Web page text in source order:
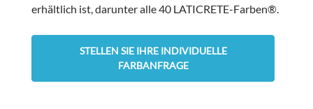
erhältlich ist, darunter alle 40 LATICRETE-Farben®.
STELLEN SIE IHRE INDIVIDUELLE
FARBANFRAGE